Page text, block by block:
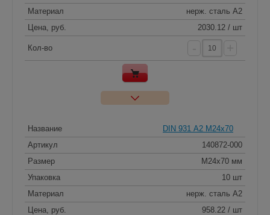
Материал
нерж. сталь A2
Цена, руб.
2030.12 / шт
Кол-во
Название
DIN 931 А2 M24x70
Артикул
140872-000
Размер
M24x70 мм
Упаковка
10 шт
Материал
нерж. сталь A2
Цена, руб.
958.22 / шт